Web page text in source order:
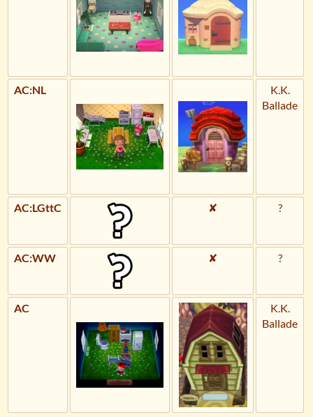
AC:NL
K.K.
Ballade
AC:LGttC ✘ ?
AC:WW ✘ ?
AC
K.K.
Ballade